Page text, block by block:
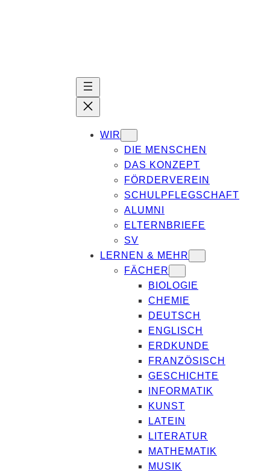
WIR
DIE MENSCHEN
DAS KONZEPT
FÖRDERVEREIN
SCHULPFLEGSCHAFT
ALUMNI
ELTERNBRIEFE
SV
LERNEN & MEHR
FÄCHER
BIOLOGIE
CHEMIE
DEUTSCH
ENGLISCH
ERDKUNDE
FRANZÖSISCH
GESCHICHTE
INFORMATIK
KUNST
LATEIN
LITERATUR
MATHEMATIK
MUSIK